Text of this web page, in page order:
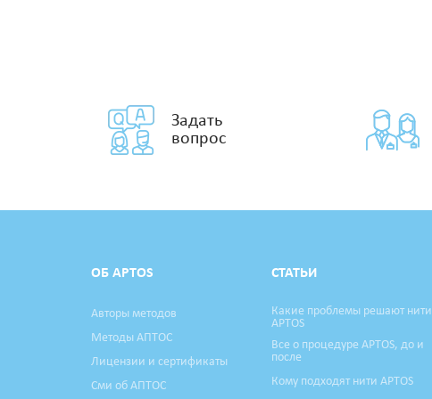
Задать
вопрос
ОБ APTOS
Авторы методов
Методы АПТОС
Лицензии и сертификаты
Сми об АПТОС
СТАТЬИ
Какие проблемы решают нити
APTOS
Все о процедуре APTOS, до и
после
Кому подходят нити APTOS